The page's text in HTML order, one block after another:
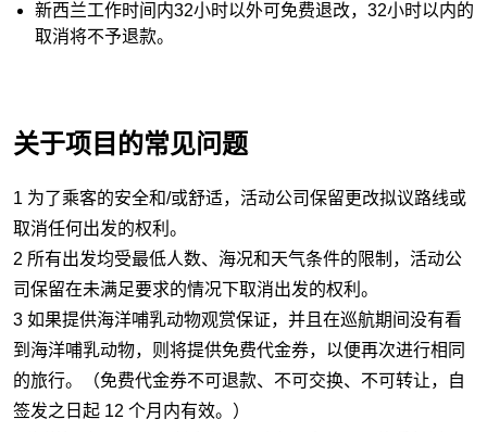
新西兰工作时间内32小时以外可免费退改，32小时以内的
取消将不予退款。
关于项目的常见问题
1 为了乘客的安全和/或舒适，活动公司保留更改拟议路线或
取消任何出发的权利。
2 所有出发均受最低人数、海况和天气条件的限制，活动公
司保留在未满足要求的情况下取消出发的权利。
3 如果提供海洋哺乳动物观赏保证，并且在巡航期间没有看
到海洋哺乳动物，则将提供免费代金券，以便再次进行相同
的旅行。（免费代金券不可退款、不可交换、不可转让，自
签发之日起 12 个月内有效。）